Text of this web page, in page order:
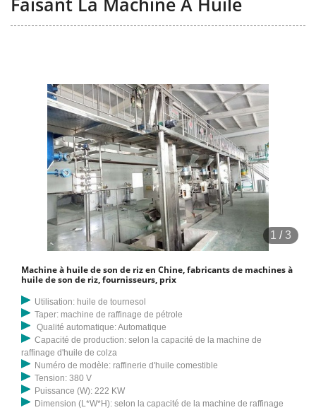
1 /3
Machine à huile de son de riz en Chine, fabricants de machines à
huile de son de riz, fournisseurs, prix
Utilisation: huile de tournesol
Taper: machine de raffinage de pétrole
Qualité automatique: Automatique
Capacité de production: selon la capacité de la machine de
raffinage d'huile de colza
Numéro de modèle: raffinerie d'huile comestible
Tension: 380 V
Puissance (W): 222 KW
Dimension (L*W*H): selon la capacité de la machine de raffinage